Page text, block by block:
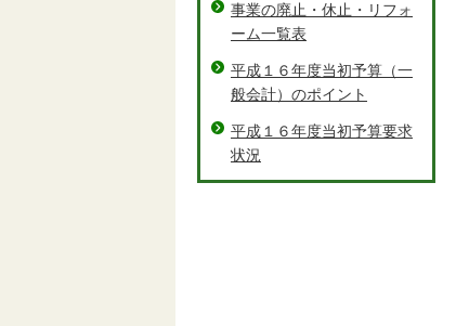
事業の廃止・休止・リフォ
ーム一覧表
平成１６年度当初予算（一
般会計）のポイント
平成１６年度当初予算要求
状況